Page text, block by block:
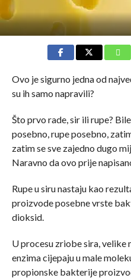
Ovo je sigurno jedna od
su ih samo napravili?
Što prvo rade, sir ili rupe?
posebno, rupe posebno,
zatim se sve zajedno dugo
Naravno da ovo prije
Rupe u siru nastaju kao
proizvode posebne vrste
dioksid.
U procesu zriobe sira, velike
enzima cijepaju u male
propionske bakterije